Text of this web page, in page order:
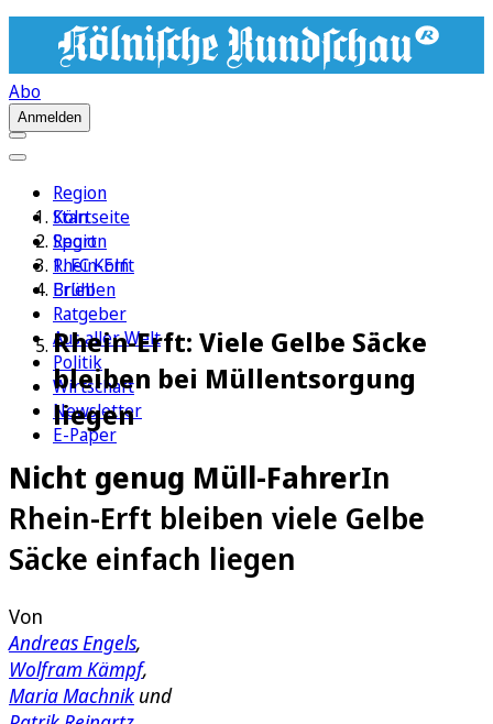
Abo
Anmelden
Region
Köln
Sport
1. FC Köln
Erleben
Ratgeber
Aus aller Welt
Politik
Wirtschaft
Newsletter
E-Paper
Startseite
Region
Rhein-Erft
Brühl
Rhein-Erft: Viele Gelbe Säcke
bleiben bei Müllentsorgung
liegen
Nicht genug Müll-FahrerIn
Rhein-Erft bleiben viele Gelbe
Säcke einfach liegen
Von
Andreas Engels,
Wolfram Kämpf,
Maria Machnik und